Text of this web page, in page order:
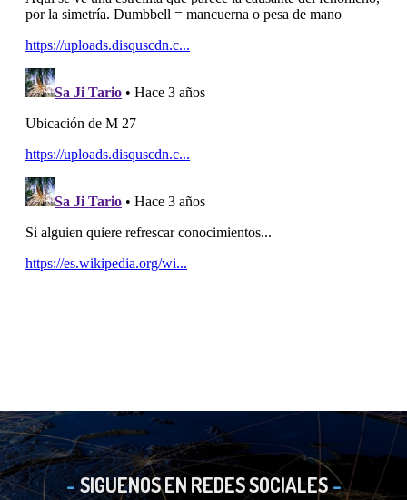
SIGUENOS EN REDES SOCIALES